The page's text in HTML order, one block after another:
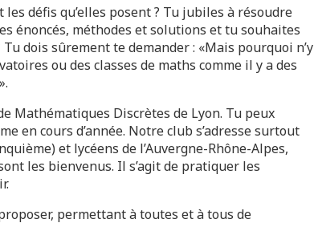
défis qu’elles posent ? Tu jubiles à résoudre
énoncés, méthodes et solutions et tu souhaites
dois sûrement te demander : «Mais pourquoi n’y
ou des classes de maths comme il y a des
Mathématiques Discrètes de Lyon. Tu peux
en cours d’année. Notre club s’adresse surtout
et lycéens de l’Auvergne-Rhône-Alpes,
les bienvenus. Il s’agit de pratiquer les
permettant à toutes et à tous de